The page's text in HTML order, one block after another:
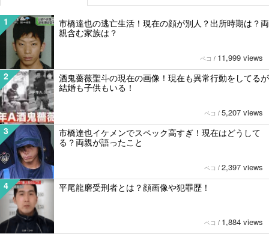
1
市橋達也の逃亡生活！現在の顔が別人？出所時期は？両
親含む家族は？
ペコ / 11,999 views
2
酒鬼薔薇聖斗の現在の画像！現在も異常行動をしてるが
結婚も子供もいる！
ペコ / 5,207 views
3
市橋達也イケメンでスペック高すぎ！現在はどうして
る？両親が語ったこと
ペコ / 2,397 views
4 平尾龍磨受刑者とは？顔画像や犯罪歴！
ペコ / 1,884 views